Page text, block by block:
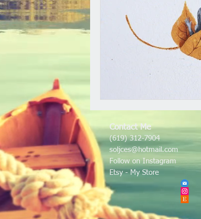
Contact Me
(619) 312-7904
soljces@hotmail.com
Follow on Instagram
Etsy - My Store